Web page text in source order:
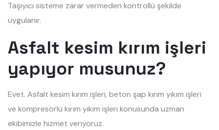
Taşıyıcı sisteme zarar vermeden kontrollü şekilde
uygulanır.
Asfalt kesim kırım işleri
yapıyor musunuz?
Evet. Asfalt kesim kırım işleri, beton şap kırım yıkım işleri
ve kompresörlü kırım yıkım işleri konusunda uzman
ekibimizle hizmet veriyoruz.